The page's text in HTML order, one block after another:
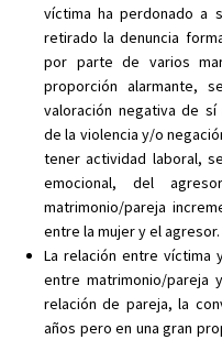
víctima ha perdonado a
retirado la denuncia
por parte de varios
proporción alarmante,
valoración negativa de
de la violencia y/o
tener actividad laboral,
emocional, del
matrimonio/pareja
entre la mujer y el agresor.
La relación entre víctima
entre matrimonio/pareja
relación de pareja, la
años pero en una gran